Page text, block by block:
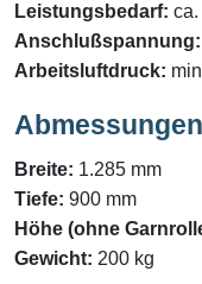
Leistungsbedarf: ca.
Anschlußspannung:
Arbeitsluftdruck:
Abmessungen
Breite: 1.285 mm
Tiefe: 900 mm
Höhe (ohne
Gewicht: 200 kg